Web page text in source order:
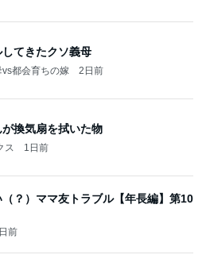
てきたクソ義母
都会育ちの嫁 2日前
換気扇を拭いた物
ス 1日前
？）ママ友トラブル【年長編】第10
前